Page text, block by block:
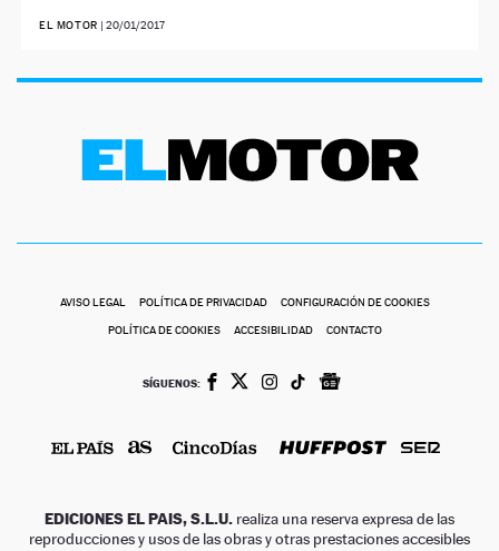
EL MOTOR | 20/01/2017
AVISO LEGAL POLÍTICA DE PRIVACIDAD CONFIGURACIÓN DE COOKIES
POLÍTICA DE COOKIES ACCESIBILIDAD CONTACTO
SÍGUENOS:
EDICIONES EL PAIS, S.L.U. realiza una reserva expresa de las
reproducciones y usos de las obras y otras prestaciones accesibles